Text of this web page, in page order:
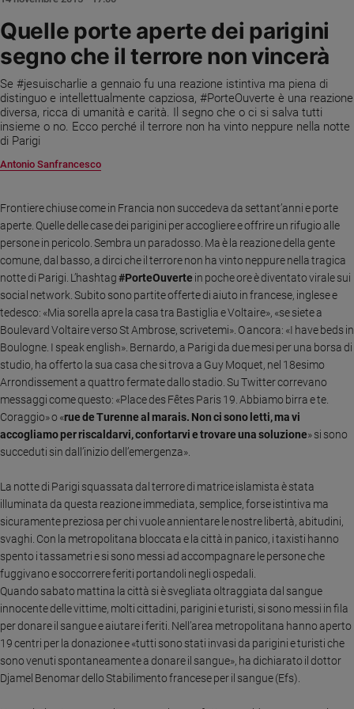
e
Creato
Volontariato
Diritti
Aziende
di
valore
Caso
Migranti
Diversità
e
inclusione
e
spettacoli
Cinema,
Libri
Musica
Arte
Famiglia
ed
educazione
Genitori
e
figli
Nonni
Coppia
Scuola
Quelle porte aperte dei parigini
segno che il terrore non vincerà
Se #jesuischarlie a gennaio fu una reazione istintiva ma piena di
distinguo e intellettualmente capziosa, #PorteOuverte è una reazione
diversa, ricca di umanità e carità. Il segno che o ci si salva tutti
insieme o no. Ecco perché il terrore non ha vinto neppure nella notte
di Parigi
Antonio Sanfrancesco
Frontiere chiuse come in Francia non succedeva da settant’anni e porte
aperte. Quelle delle case dei parigini per accogliere e offrire un rifugio alle
persone in pericolo. Sembra un paradosso. Ma è la reazione della gente
comune, dal basso, a dirci che il terrore non ha vinto neppure nella tragica
notte di Parigi. L’hashtag#PorteOuverte in poche ore è diventato virale sui
social network. Subito sono partite offerte di aiuto in francese, inglese e
tedesco: «Mia sorella apre la casa tra Bastiglia e Voltaire», «se siete a
Boulevard Voltaire verso St Ambrose, scrivetemi». O ancora: «I have beds in
Boulogne. I speak english». Bernardo, a Parigi da due mesi per una borsa di
studio, ha offerto la sua casa che si trova a Guy Moquet, nel 18esimo
Arrondissement a quattro fermate dallo stadio. Su Twitter correvano
messaggi come questo: «Place des Fêtes Paris 19. Abbiamo birra e te.
Coraggio» o «rue de Turenne al marais. Non ci sono letti, ma vi
accogliamo per riscaldarvi, confortarvi e trovare una soluzione» si sono
succeduti sin dall’inizio dell’emergenza».
La notte di Parigi squassata dal terrore di matrice islamista è stata
illuminata da questa reazione immediata, semplice, forse istintiva ma
sicuramente preziosa per chi vuole annientare le nostre libertà, abitudini,
svaghi. Con la metropolitana bloccata e la città in panico, i taxisti hanno
spento i tassametri e si sono messi ad accompagnare le persone che
fuggivano e soccorrere feriti portandoli negli ospedali.
Quando sabato mattina la città si è svegliata oltraggiata dal sangue
innocente delle vittime, molti cittadini, parigini e turisti, si sono messi in fila
per donare il sangue e aiutare i feriti. Nell’area metropolitana hanno aperto
19 centri per la donazione e «tutti sono stati invasi da parigini e turisti che
sono venuti spontaneamente a donare il sangue», ha dichiarato il dottor
Djamel Benomar dello Stabilimento francese per il sangue (Efs).